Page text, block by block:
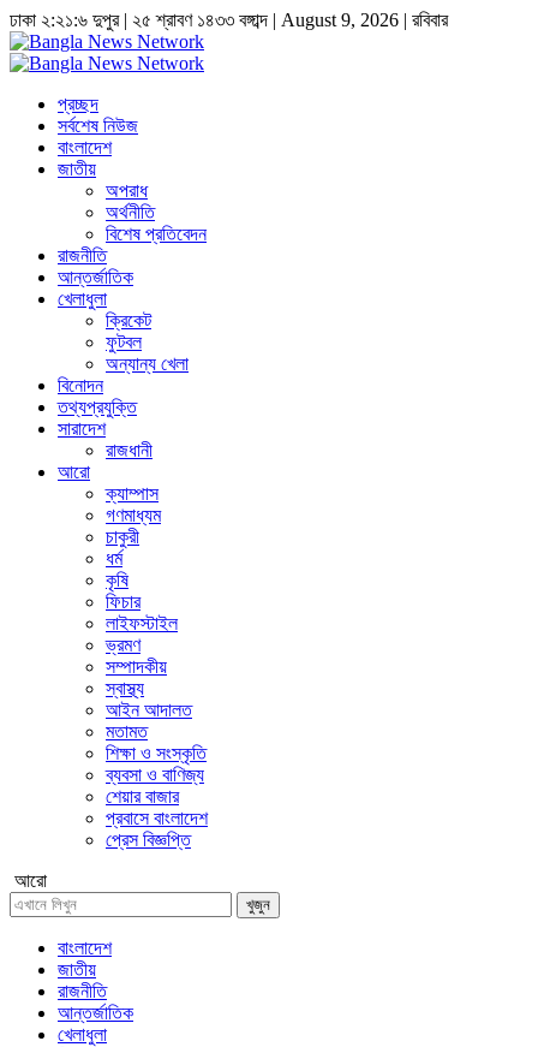
ঢাকা ২:২১:৭ দুপুর| ২৫ শ্রাবণ ১৪৩৩ বঙ্গাব্দ | August 9, 2026 | রবিবার
প্রচ্ছদ
সর্বশেষ নিউজ
বাংলাদেশ
জাতীয়
অপরাধ
অর্থনীতি
বিশেষ প্রতিবেদন
রাজনীতি
আন্তর্জাতিক
খেলাধুলা
ক্রিকেট
ফুটবল
অন্যান্য খেলা
বিনোদন
তথ্যপ্রযুক্তি
সারাদেশ
রাজধানী
আরো
ক্যাম্পাস
গণমাধ্যম
চাকুরী
ধর্ম
কৃষি
ফিচার
লাইফস্টাইল
ভ্রমণ
সম্পাদকীয়
স্বাস্থ্য
আইন আদালত
মতামত
শিক্ষা ও সংস্কৃতি
ব্যবসা ও বাণিজ্য
শেয়ার বাজার
প্রবাসে বাংলাদেশ
প্রেস বিজ্ঞপ্তি
আরো
খুজুন
বাংলাদেশ
জাতীয়
রাজনীতি
আন্তর্জাতিক
খেলাধুলা